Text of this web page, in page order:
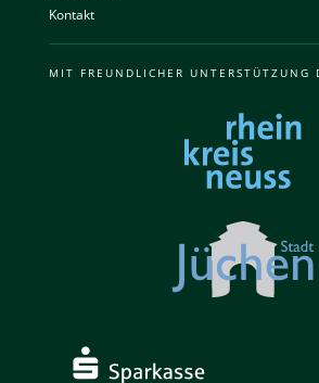
Kontakt
MIT FREUNDLICHER UNTERSTÜTZUNG